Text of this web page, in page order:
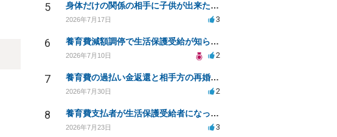
5 身体だけの関係の相手に子供が出来たと言われ認知、養育費を要求されているが自身の子供か分からない
2026年7月17日 3
6 養育費減額調停で生活保護受給が知られるリスクは？
2026年7月10日 2
7 養育費の過払い金返還と相手方の再婚に関する相談
2026年7月30日 2
8 養育費支払者が生活保護受給者になった場合の支払い可否
2026年7月23日 3